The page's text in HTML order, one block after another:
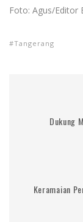
Foto: Agus/Editor
Tangerang
Dukung
Keramaian